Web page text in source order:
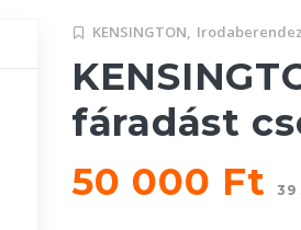
KENSINGTON,
fáradást
50 000 Ft
39